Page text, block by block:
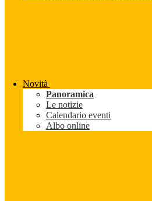
Novità
Panoramica
Le notizie
Calendario eventi
Albo online